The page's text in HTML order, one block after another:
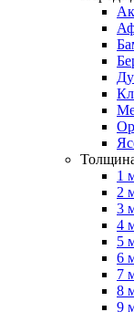
1
2
3
4
5
6
7
8
9